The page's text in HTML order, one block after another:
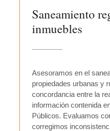
Saneamiento
inmuebles
Asesoramos en el
propiedades urbanas y
concordancia entre la
información contenida
Públicos. Evaluamos
corregimos